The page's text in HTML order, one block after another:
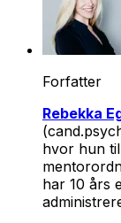
Forfatter
Rebekka
hvor hun
har 10 års